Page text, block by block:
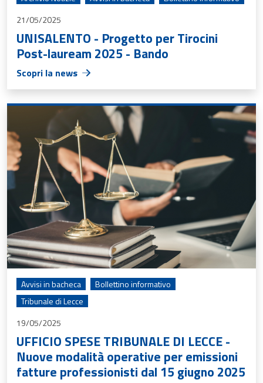
21/05/2025
UNISALENTO - Progetto per Tirocini
Post-lauream 2025 - Bando
Scopri la news
Avvisi in bacheca
Bollettino informativo
Tribunale di Lecce
19/05/2025
UFFICIO SPESE TRIBUNALE DI LECCE -
Nuove modalità operative per emissioni
fatture professionisti dal 15 giugno 2025